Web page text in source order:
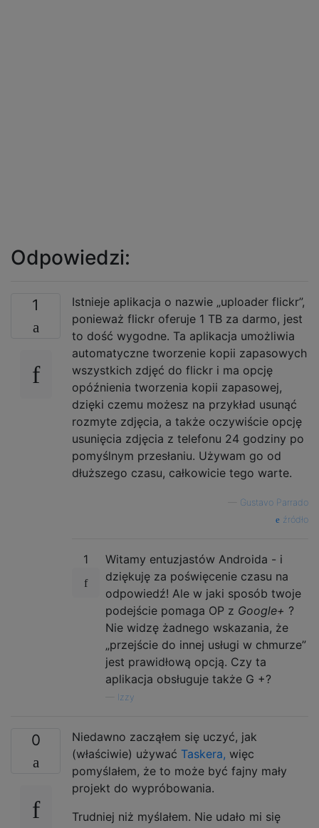
Odpowiedzi:
1
Istnieje aplikacja o nazwie „uploader flickr”,
ponieważ flickr oferuje 1 TB za darmo, jest
to dość wygodne. Ta aplikacja umożliwia
automatyczne tworzenie kopii zapasowych
wszystkich zdjęć do flickr i ma opcję
opóźnienia tworzenia kopii zapasowej,
dzięki czemu możesz na przykład usunąć
rozmyte zdjęcia, a także oczywiście opcję
usunięcia zdjęcia z telefonu 24 godziny po
pomyślnym przesłaniu. Używam go od
dłuższego czasu, całkowicie tego warte.
Gustavo Parrado
źródło
1
Witamy entuzjastów Androida - i
dziękuję za poświęcenie czasu na
odpowiedź! Ale w jaki sposób twoje
podejście pomaga OP z Google+ ?
Nie widzę żadnego wskazania, że ​​
„przejście do innej usługi w chmurze”
jest prawidłową opcją. Czy ta
aplikacja obsługuje także G +?
Izzy
0
Niedawno zacząłem się uczyć, jak
(właściwie) używać Taskera, więc
pomyślałem, że to może być fajny mały
projekt do wypróbowania.
Trudniej niż myślałem. Nie udało mi się